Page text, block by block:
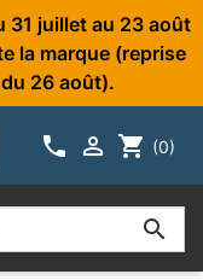
31 juillet au 23 août
la marque (reprise
26 août).
  shopping_cart (0)
